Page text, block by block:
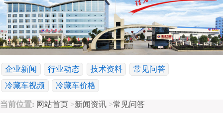
企业新闻 行业动态 技术资料
常见问答
冷藏车视频
冷藏车价格
当前位置: 网站首页 >新闻资讯 >常见问答